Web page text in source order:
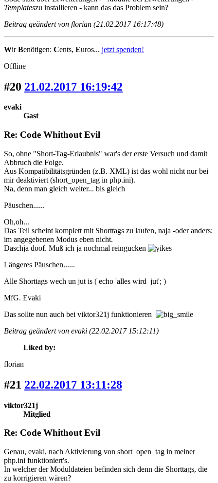
Templateszu installieren - kann das das Problem sein?
Beitrag geändert von florian (21.02.2017 16:17:48)
WirBenötigen: Cents, Euros... jetzt spenden!
Offline
#20 21.02.2017 16:19:42
evaki
Gast
Re: Code Whithout Evil
So, ohne "Short-Tag-Erlaubnis" war's der erste Versuch und damit
Abbruch die Folge.
Aus Kompatibilitätsgründen (z.B. XML) ist das wohl nicht nur bei
mir deaktiviert (short_open_tag in php.ini).
Na, denn man gleich weiter... bis gleich
Päuschen......
Oh,oh...
Das Teil scheint komplett mit Shorttags zu laufen, naja -oder anders:
im angegebenen Modus eben nicht.
Daschja doof. Muß ich ja nochmal reingucken
Längeres Päuschen......
Alle Shorttags wech un jut is ( echo 'alles wird jut'; )
MfG. Evaki
Das sollte nun auch bei viktor321j funktionieren
Beitrag geändert von evaki (22.02.2017 15:12:11)
Liked by:
florian
#21 22.02.2017 13:11:28
viktor321j
Mitglied
Re: Code Whithout Evil
Genau, evaki, nach Aktivierung von short_open_tag in meiner
php.ini funktioniert's.
In welcher der Moduldateien befinden sich denn die Shorttags, die
zu korrigieren wären?